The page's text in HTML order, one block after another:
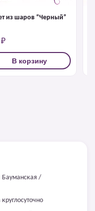
из шаров “Черный”
₽
В корзину
Бауманская /